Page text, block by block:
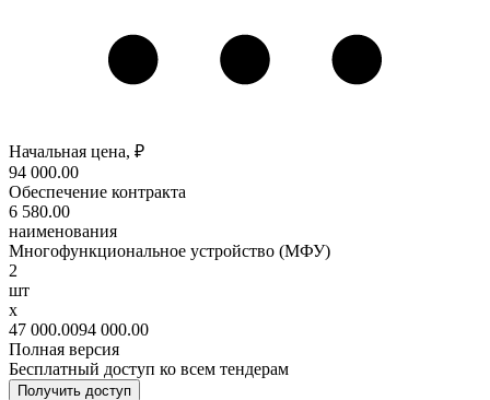
Начальная цена, ₽
94 000.00
Обеспечение контракта
6 580.00
наименования
Многофункциональное устройство (МФУ)
2
шт
x
47 000.0094 000.00
Полная версия
Бесплатный доступ ко всем тендерам
Получить доступ